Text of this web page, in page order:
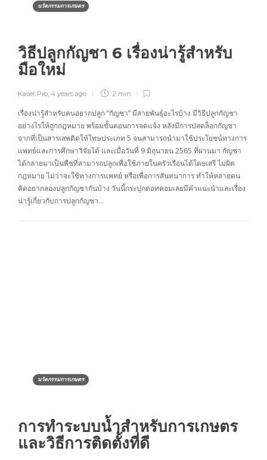
นวัตกรรมการเกษตร
วิธีปลูกกัญชา 6 เรื่องน่ารู้สำหรับ
มือใหม่
Kaset Pro, 4 years ago 2 min
เรื่องน่ารู้สำหรับคนอยากปลูก “กัญชา” มีสายพันธุ์อะไรบ้าง มีวิธีปลูกกัญชา
อย่างไรให้ถูกกฎหมาย พร้อมขั้นตอนการจดแจ้ง หลังมีการปลดล็อกกัญชา
จากที่เป็นสารเสพติดให้โทษประเภท 5 จนสามารถนำมาใช้ประโยชน์ทางการ
แพทย์และการศึกษาวิจัยได้ และเมื่อวันที่ 9 มิถุนายน 2565 ที่ผ่านมา กัญชา
ได้กลายมาเป็นพืชที่สามารถปลูกเพื่อใช้ภายในครัวเรือนได้โดยเสรี ไม่ผิด
กฎหมาย ไม่ว่าจะใช้ทางการแพทย์ หรือเพื่อการสันทนาการ ทำให้หลายคน
คิดอยากลองปลูกกัญชากันบ้าง วันนี้กระปุกดอทคอมเลยมีคำแนะนำและเรื่อง
น่ารู้เกี่ยวกับการปลูกกัญชา…
นวัตกรรมการเกษตร
การทำระบบน้ำสำหรับการเกษตร
และวิธีการติดตั้งที่ดี